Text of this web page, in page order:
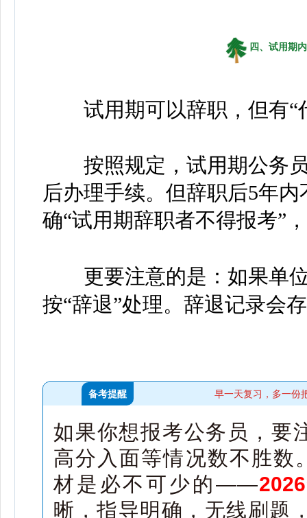
四、试用期
试用期可以辞职，但有“
按照规定，试用期公务员
后办理手续。但辞职后5年
确“试用期辞职者不得报考”
更要注意的是：如果单位
按“辞退”处理。辞退记录会
备考提醒 早一天复习，多一份
如果你想报考公务员，要
高分入面等情况数不胜数
材是必不可少的——
晰，指导明确，无线刷题